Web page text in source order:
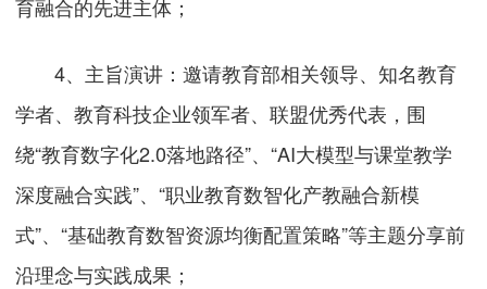
育融合的先进主体；
4、主旨演讲：邀请教育部相关领导、知名教育
学者、教育科技企业领军者、联盟优秀代表，围
绕“教育数字化2.0落地路径”、“AI大模型与课堂教学
深度融合实践”、“职业教育数智化产教融合新模
式”、“基础教育数智资源均衡配置策略”等主题分享前
沿理念与实践成果；